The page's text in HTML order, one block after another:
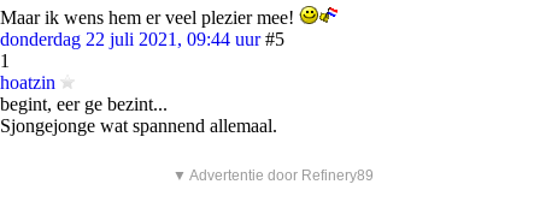
Maar ik wens hem er veel plezier mee!
donderdag 22 juli 2021, 09:44 uur #5
1
hoatzin
begint, eer ge bezint...
Sjongejonge wat spannend allemaal.
▼ Advertentie door Refinery89